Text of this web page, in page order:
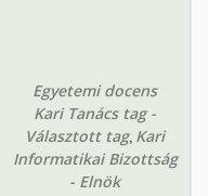
Egyetemi docens
Kari Tanács tag -
Választott tag, Kari
Informatikai Bizottság
- Elnök